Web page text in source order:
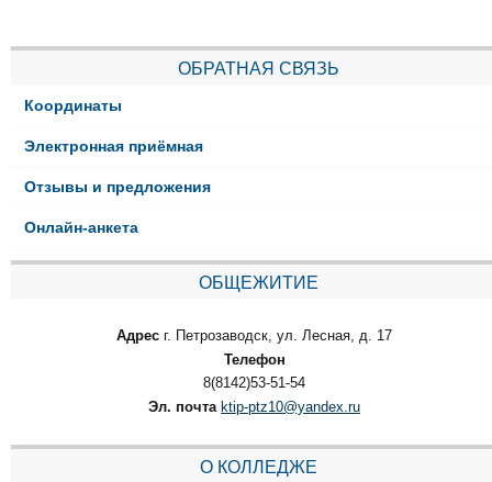
ОБРАТНАЯ СВЯЗЬ
Координаты
Электронная приёмная
Отзывы и предложения
Онлайн-анкета
ОБЩЕЖИТИЕ
Адрес г. Петрозаводск, ул. Лесная, д. 17
Телефон
8(8142)53-51-54
Эл. почта ktip-ptz10@yandex.ru
О КОЛЛЕДЖЕ